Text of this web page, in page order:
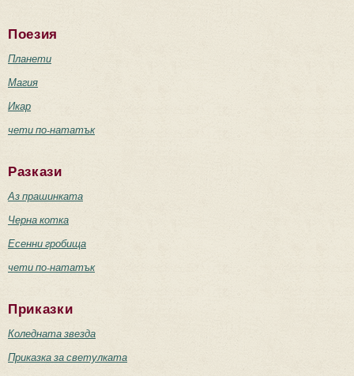
Поезия
Планети
Магия
Икар
чети по-нататък
Разкази
Аз прашинката
Черна котка
Есенни гробища
чети по-нататък
Приказки
Коледната звезда
Приказка за светулката